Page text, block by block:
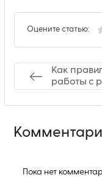
Оцените статью:
Как
работы с
Пока нет